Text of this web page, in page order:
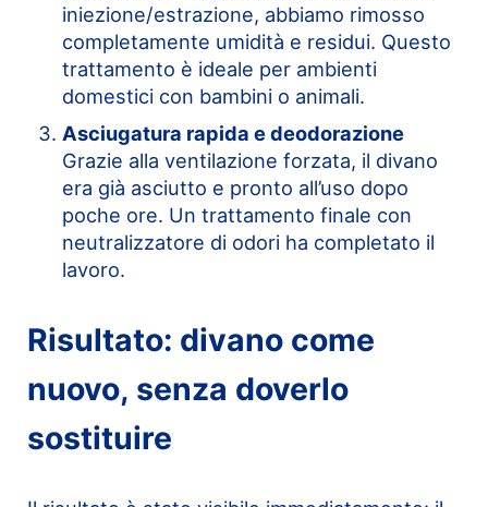
iniezione/estrazione, abbiamo rimosso
completamente umidità e residui. Questo
trattamento è ideale per ambienti
domestici con bambini o animali.
Asciugatura rapida e deodorazione
Grazie alla ventilazione forzata, il divano
era già asciutto e pronto all’uso dopo
poche ore. Un trattamento finale con
neutralizzatore di odori ha completato il
lavoro.
Risultato: divano come
nuovo, senza doverlo
sostituire